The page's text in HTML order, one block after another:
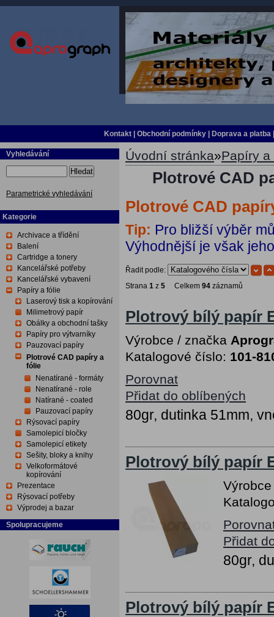
Kontakt Obchodní podmínky Doprava a platba
Vyhledávání
Hledat
Parametrické vyhledávání
Kategorie
Archivace a třídění
Balení
Cartridge a tonery
Kancelářské potřeby
Kancelářské vybavení
Papíry a fólie
Laserový tisk a kopírování
Milimetrový papír
Obálky a obchodní tašky
Papíry pro výtvarníky
Pauzovací papíry
Plotrové CAD papíry a
fólie
Nenatírané - formáty
Nenatírané - role
Natírané - coated
Pauzovací papíry
Rýsovací papíry
Samolepicí bločky
Samolepicí etikety
Sešity, bloky a knihy
Velkoformátové
kopírování
Prezentace
Rýsovací potřeby
Výprodej a bazar
Spolupracujeme
Úvodní stránka»Papíry a
Plotrové CAD
Plotrové CAD
Tip: Pro bližší výběr
Výhodnější je však
Řadit podle:
Strana 1 z 5 Celkem 94 záznamů
Plotrový bílý papír
Výrobce / značka
Katalogové číslo: 101-
Porovnat
Přidat do oblíbených
80gr, dutinka 51mm,
Plotrový bílý papír
Přidat
80gr,
Plotrový bílý papír